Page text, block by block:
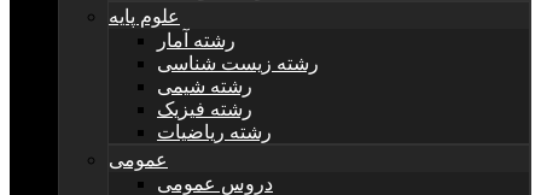
علوم پایه
رشته آمار
رشته زیست شناسی
رشته شیمی
رشته فیزیک
رشته ریاضیات
عمومی
دروس عمومی